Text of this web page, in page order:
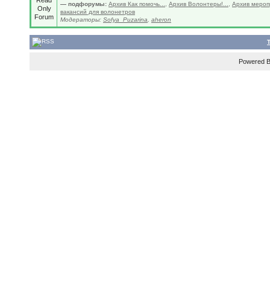
— подфорумы: Архив Как помочь... Архив Волонтеры!...
Архив
вакансий для волонетров
Модераторы: Sofya_Puzarina aheron
Powered